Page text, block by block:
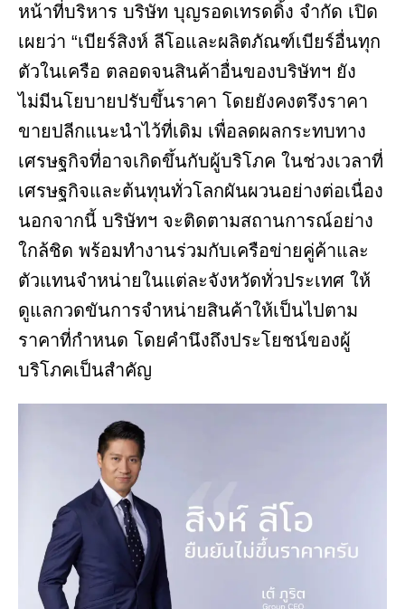
หน้าที่บริหาร บริษัท บุญรอดเทรดดิ้ง จำกัด เปิด
เผยว่า “เบียร์สิงห์ ลีโอและผลิตภัณฑ์เบียร์อื่นทุก
ตัวในเครือ ตลอดจนสินค้าอื่นของบริษัทฯ ยัง
ไม่มีนโยบายปรับขึ้นราคา โดยยังคงตรึงราคา
ขายปลีกแนะนำไว้ที่เดิม เพื่อลดผลกระทบทาง
เศรษฐกิจที่อาจเกิดขึ้นกับผู้บริโภค ในช่วงเวลาที่
เศรษฐกิจและต้นทุนทั่วโลกผันผวนอย่างต่อเนื่อง
นอกจากนี้ บริษัทฯ จะติดตามสถานการณ์อย่าง
ใกล้ชิด พร้อมทำงานร่วมกับเครือข่ายคู่ค้าและ
ตัวแทนจำหน่ายในแต่ละจังหวัดทั่วประเทศ ให้
ดูแลกวดขันการจำหน่ายสินค้าให้เป็นไปตาม
ราคาที่กำหนด โดยคำนึงถึงประโยชน์ของผู้
บริโภคเป็นสำคัญ